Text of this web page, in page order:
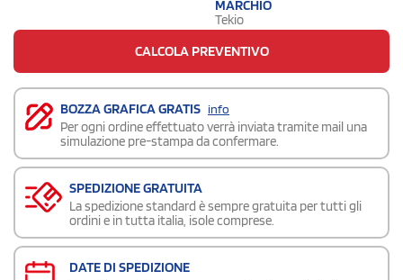
MARCHIO
Tekio
CALCOLA PREVENTIVO
BOZZA GRAFICA GRATIS info
Per ogni ordine effettuato verrà inviata tramite mail una
simulazione pre-stampa da confermare.
SPEDIZIONE GRATUITA
La spedizione standard è sempre gratuita per tutti gli
ordini e in tutta italia, isole comprese.
DATE DI SPEDIZIONE